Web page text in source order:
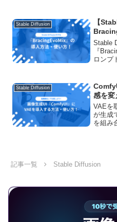
び込も
Stable Diffusion
【
Stable
『
ロンプ
紹介し
Stable Diffusion
感を変
VAEを
が生成
を組み
います
記事一覧 Stable Diffusion